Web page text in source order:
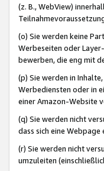
(z. B., WebView)
(o) Sie werden keine
Werbeseiten oder
bewerben, die eng mit
(p) Sie werden in
Werbediensten oder in
einer Amazon-Website
(q) Sie werden nicht
dass sich eine
(r) Sie werden nicht
umzuleiten